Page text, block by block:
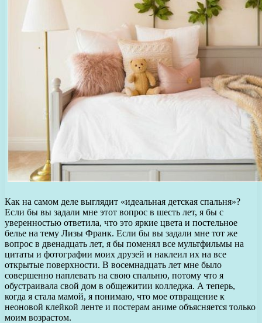
Как на самом деле выглядит «идеальная детская спальня»?
Если бы вы задали мне этот вопрос в шесть лет, я бы с
уверенностью ответила, что это яркие цвета и постельное
белье на тему Лизы Франк. Если бы вы задали мне тот же
вопрос в двенадцать лет, я бы поменял все мультфильмы на
цитаты и фотографии моих друзей и наклеил их на все
открытые поверхности. В восемнадцать лет мне было
совершенно наплевать на свою спальню, потому что я
обустраивала свой дом в общежитии колледжа. А теперь,
когда я стала мамой, я понимаю, что мое отвращение к
неоновой клейкой ленте и постерам аниме объясняется только
моим возрастом.